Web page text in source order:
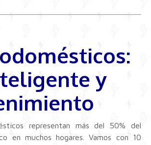
y
representan más del 50% del
en muchos hogares. Vamos con 10